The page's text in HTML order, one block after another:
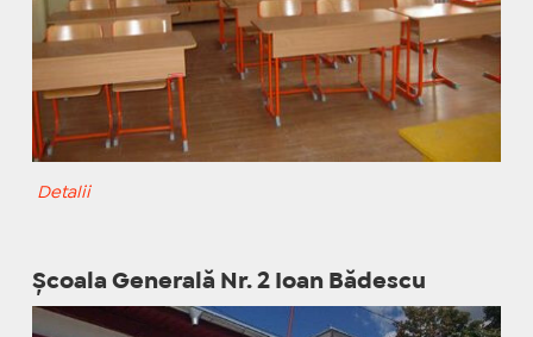
Detalii
Școala Generală Nr. 2 Ioan Bădescu